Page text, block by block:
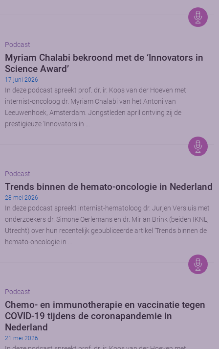
Podcast
Myriam Chalabi bekroond met de ‘Innovators in
Science Award’
17 juni 2026
In deze podcast spreekt prof. dr. ir. Koos van der Hoeven met
internist-oncoloog dr. Myriam Chalabi van het Antoni van
Leeuwenhoek, Amsterdam. Jongstleden april ontving zij de
prestigieuze ‘Innovators in …
Podcast
Trends binnen de hemato-oncologie in Nederland
28 mei 2026
In deze podcast spreekt internist-hematoloog dr. Jurjen Versluis met
onderzoekers dr. Simone Oerlemans en dr. Mirian Brink (beiden IKNL,
Utrecht) over hun recentelijk gepubliceerde artikel ‘Trends binnen de
hemato-oncologie in …
Podcast
Chemo- en immunotherapie en vaccinatie tegen
COVID-19 tijdens de coronapandemie in
Nederland
21 mei 2026